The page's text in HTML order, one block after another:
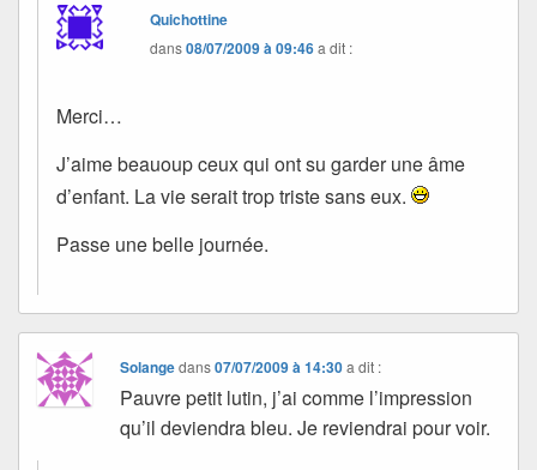
Quichottine
dans08/07/2009 à 09:46a dit :
Merci…
J’aime beauoup ceux qui ont su garder une âme
d’enfant. La vie serait trop triste sans eux.
Passe une belle journée.
Solangedans07/07/2009 à 14:30 a dit :
Pauvre petit lutin, j’ai comme l’impression
qu’il deviendra bleu. Je reviendrai pour voir.